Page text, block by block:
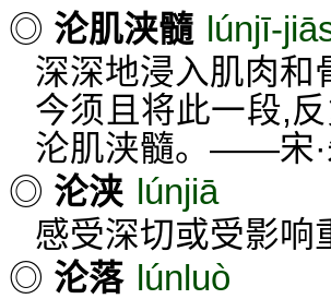
◎ 沦肌浃髓 lúnjī-
深深地浸入肌肉和
今须且将此一段,
沦肌浃髓。——宋·
◎ 沦浃 lúnjiā
感受深切或受影响
◎ 沦落 lúnluò